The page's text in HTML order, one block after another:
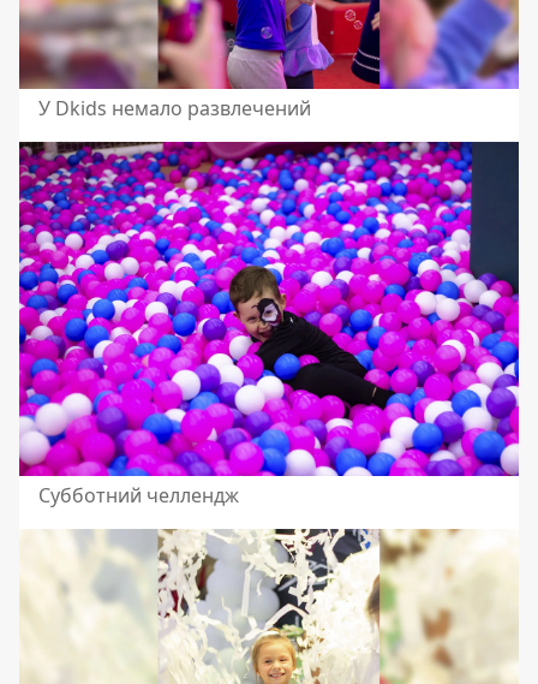
У Dkids немало развлечений
Субботний челлендж